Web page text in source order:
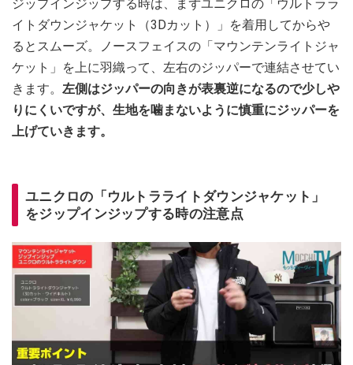
ジップインジップする時は、まずユニクロの「ウルトララ
イトダウンジャケット（3Dカット）」を着用してからや
るとスムーズ。ノースフェイスの「マウンテンライトジャ
ケット」を上に羽織って、左右のジッパーで連結させてい
きます。 左側はジッパーの向きが表裏逆になるので少しや
りにくいですが、生地を噛まないように慎重にジッパーを
上げていきます。
ユニクロの「ウルトラライトダウンジャケット」
をジップインジップする時の注意点